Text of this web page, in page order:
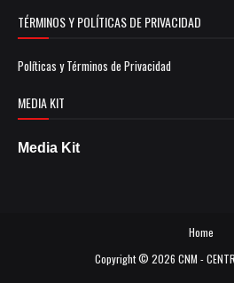
TÉRMINOS Y POLÍTICAS DE PRIVACIDAD
Políticas y Términos de Privacidad
MEDIA KIT
Media Kit
Home
Copyright © 2026 CNM -